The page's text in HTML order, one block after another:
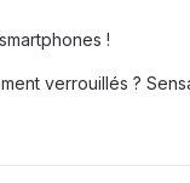
!
verrouillés ?